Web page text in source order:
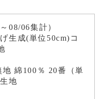
08/06集計）
生成(単位50cm)コ
綿100％ 20番（単
地